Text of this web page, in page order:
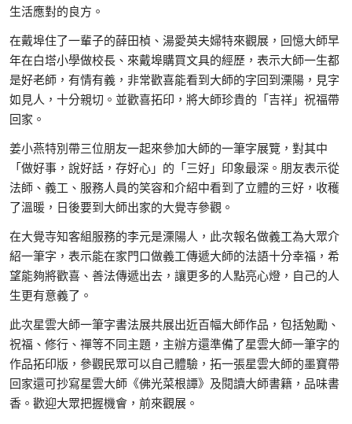
生活應對的良方。
在戴埠住了一輩子的薛田楨、湯愛英夫婦特來觀展，回憶大師早
年在白塔小學做校長、來戴埠購買文具的經歷，表示大師一生都
是好老師，有情有義，非常歡喜能看到大師的字回到溧陽，見字
如見人，十分親切。並歡喜拓印，將大師珍貴的「吉祥」祝福帶
回家。
姜小燕特別帶三位朋友一起來參加大師的一筆字展覽，對其中
「做好事，說好話，存好心」的「三好」印象最深。朋友表示從
法師、義工、服務人員的笑容和介紹中看到了立體的三好，收穫
了溫暖，日後要到大師出家的大覺寺參觀。
在大覺寺知客組服務的李元是溧陽人，此次報名做義工為大眾介
紹一筆字，表示能在家門口做義工傳遞大師的法語十分幸福，希
望能夠將歡喜、善法傳遞出去，讓更多的人點亮心燈，自己的人
生更有意義了。
此次星雲大師一筆字書法展共展出近百幅大師作品，包括勉勵、
祝福、修行、禪等不同主題，主辦方還準備了星雲大師一筆字的
作品拓印版，參觀民眾可以自己體驗，拓一張星雲大師的墨寶帶
回家還可抄寫星雲大師《佛光菜根譚》及閱讀大師書籍，品味書
香。歡迎大眾把握機會，前來觀展。